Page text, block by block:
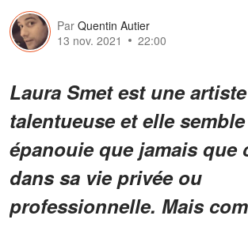
Par Quentin Autier
13 nov. 2021
22:00
Laura Smet est une artiste
talentueuse et elle
épanouie que jamais que
dans sa vie privée ou
professionnelle. Mais